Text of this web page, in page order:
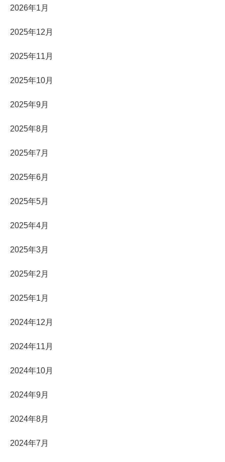
2026年1月
2025年12月
2025年11月
2025年10月
2025年9月
2025年8月
2025年7月
2025年6月
2025年5月
2025年4月
2025年3月
2025年2月
2025年1月
2024年12月
2024年11月
2024年10月
2024年9月
2024年8月
2024年7月